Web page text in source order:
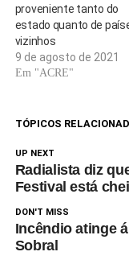
proveniente tanto do
estado quanto de
vizinhos
9 de agosto de 2021
Em "ACRE"
TÓPICOS
UP NEXT
Radialista diz
Festival está
DON'T MISS
Incêndio atinge
Sobral